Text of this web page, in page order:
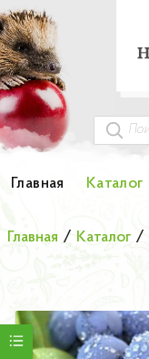
Главная Каталог
Каталог
Гортензии
Грунты
Лук-севок
Мини-деревья
Главная / Каталог /